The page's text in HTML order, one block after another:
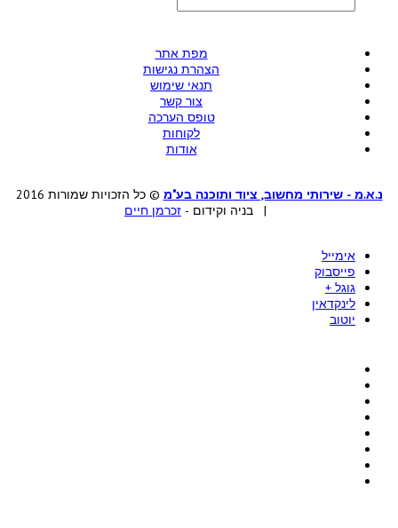
מפת אתר
הצהרת נגישות
תנאי שימוש
צור קשר
טופס הערכה
לקוחות
אודות
נ.א.מ - שירותי מחשוב, ציוד ותוכנה בע"מ
© כל הזכויות שמורות 2016
| בניה וקידום - זכרמן חיים
אימייל
פייסבוק
גוגל +
לינקדאין
יוטוב